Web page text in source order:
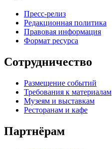
Пресс-релиз
Редакционная политика
Правовая информация
Формат ресурса
Сотрудничество
Размещение событий
Требования к материалам
Музеям и выставкам
Ресторанам и кафе
Партнёрам